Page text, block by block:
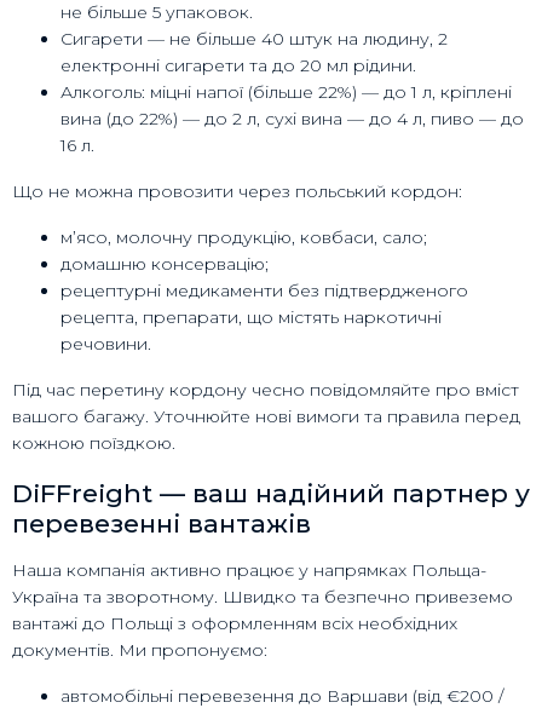
не більше 5 упаковок.
Сигарети — не більше 40 штук на людину, 2
електронні сигарети та до 20 мл рідини.
Алкоголь: міцні напої (більше 22%) — до 1 л, кріплені
вина (до 22%) — до 2 л, сухі вина — до 4 л, пиво — до
16 л.
Що не можна провозити через польський кордон:
м’ясо, молочну продукцію, ковбаси, сало;
домашню консервацію;
рецептурні медикаменти без підтвердженого
рецепта, препарати, що містять наркотичні
речовини.
Під час перетину кордону чесно повідомляйте про вміст
вашого багажу. Уточнюйте нові вимоги та правила перед
кожною поїздкою.
DiFFreight — ваш надійний партнер у
перевезенні вантажів
Наша компанія активно працює у напрямках Польща-
Україна та зворотному. Швидко та безпечно привеземо
вантажі до Польщі з оформленням всіх необхідних
документів. Ми пропонуємо:
автомобільні перевезення до Варшави (від €200 /